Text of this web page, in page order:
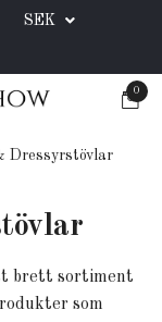
SEK
0
Dressyrstövlar
brett sortiment
som